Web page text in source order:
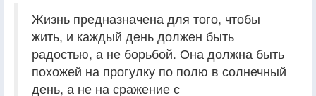
Жизнь предназначена для того, чтобы
жить, и каждый день должен быть
радостью, а не борьбой. Она должна быть
похожей на прогулку по полю в солнечный
день, а не на сражение с